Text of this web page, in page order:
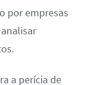
por empresas
a perícia de